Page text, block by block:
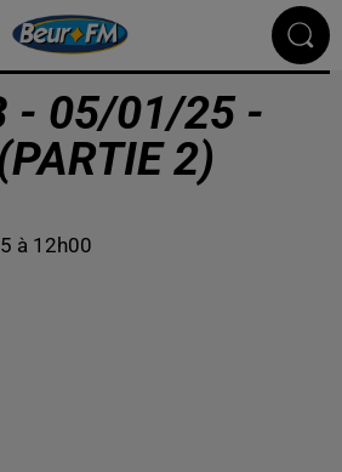
- 05/01/25 -
2)
à 12h00